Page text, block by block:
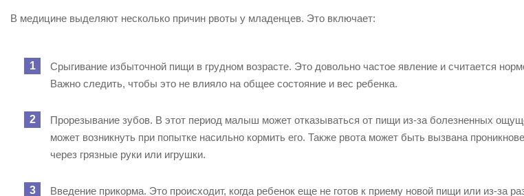
В медицине выделяют несколько причин рвоты у младенцев. Это включает:
Срыгивание избыточной пищи в грудном возрасте. Это довольно частое явление и считается
Важно следить, чтобы это не влияло на общее состояние и вес ребенка.
Прорезывание зубов. В этот период малыш может отказываться от пищи из-за болезненных
может возникнуть при попытке насильно кормить его. Также рвота может быть вызвана
через грязные руки или игрушки.
Введение прикорма. Это происходит, когда ребенок еще не готов к приему новой пищи или из-за